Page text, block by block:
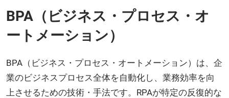
BPA（ビジネス・プロセス・オ
ートメーション）
BPA（ビジネス・プロセス・オートメーション）は、企
業のビジネスプロセス全体を自動化し、業務効率を向
上させるための技術・手法です。RPAが特定の反復的な